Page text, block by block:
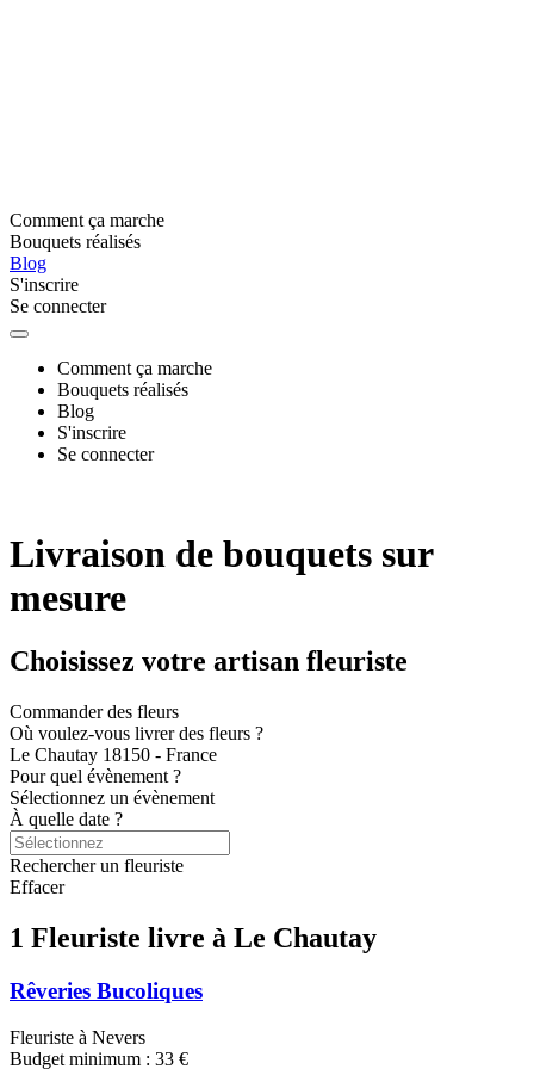
Comment ça marche
Bouquets réalisés
Blog
S'inscrire
Se connecter
Comment ça marche
Bouquets réalisés
Blog
S'inscrire
Se connecter
Livraison de bouquets sur
mesure
Choisissez votre artisan fleuriste
Commander des fleurs
Où voulez-vous livrer des fleurs ?
Le Chautay 18150 - France
Pour quel évènement ?
Sélectionnez un évènement
À quelle date ?
Rechercher un fleuriste
Effacer
1 Fleuriste livre à Le Chautay
Rêveries Bucoliques
Fleuriste à Nevers
Budget minimum : 33 €